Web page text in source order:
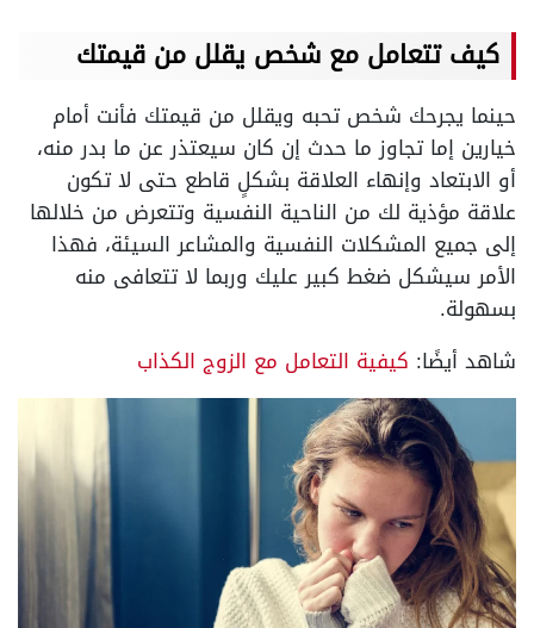
كيف تتعامل مع شخص يقلل من قيمتك
حينما يجرحك شخص تحبه ويقلل من قيمتك فأنت أمام
خيارين إما تجاوز ما حدث إن كان سيعتذر عن ما بدر منه،
أو الابتعاد وإنهاء العلاقة بشكلٍ قاطع حتى لا تكون
علاقة مؤذية لك من الناحية النفسية وتتعرض من خلالها
إلى جميع المشكلات النفسية والمشاعر السيئة، فهذا
الأمر سيشكل ضغط كبير عليك وربما لا تتعافى منه
بسهولة.
شاهد أيضًا: كيفية التعامل مع الزوج الكذاب